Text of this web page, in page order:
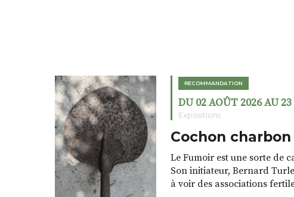
RECOMMANDATION
DU 02 AOÛT 2026 AU
Expositions
Cochon
Le Fumoir est une sorte de
Son initiateur, Bernard
à voir des associations